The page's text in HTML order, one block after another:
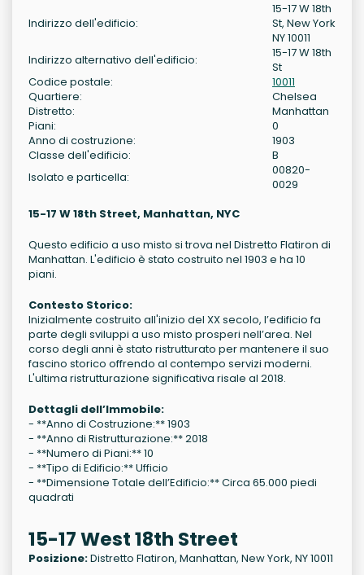
Indirizzo dell'edificio:
15-17 W 18th
St, New York
NY 10011
Indirizzo alternativo dell'edificio:
15-17 W 18th
St
Codice postale:
10011
Quartiere:
Chelsea
Distretto:
Manhattan
Piani:
0
Anno di costruzione:
1903
Classe dell'edificio:
B
Isolato e particella:
00820-
0029
15-17 W 18th Street, Manhattan, NYC
Questo edificio a uso misto si trova nel Distretto Flatiron di
Manhattan. L'edificio è stato costruito nel 1903 e ha 10
piani.
Contesto Storico:
Inizialmente costruito all'inizio del XX secolo, l’edificio fa
parte degli sviluppi a uso misto prosperi nell’area. Nel
corso degli anni è stato ristrutturato per mantenere il suo
fascino storico offrendo al contempo servizi moderni.
L'ultima ristrutturazione significativa risale al 2018.
Dettagli dell’Immobile:
- **Anno di Costruzione:** 1903
- **Anno di Ristrutturazione:** 2018
- **Numero di Piani:** 10
- **Tipo di Edificio:** Ufficio
- **Dimensione Totale dell’Edificio:** Circa 65.000 piedi
quadrati
15-17 West 18th Street
Posizione:Distretto Flatiron, Manhattan, New York, NY 10011